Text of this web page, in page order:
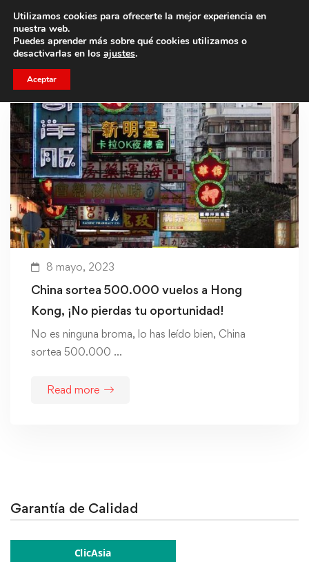
Trae a un amigo y llevaos un total de 75€ de descuento.
8 mayo, 2023
China sortea 500.000 vuelos a Hong
Kong, ¡No pierdas tu oportunidad!
No es ninguna broma, lo has leído bien, China
sortea 500.000 …
Read more
Garantía de Calidad
Utilizamos cookies para ofrecerte la mejor experiencia en
nuestra web.
Puedes aprender más sobre qué cookies utilizamos o
desactivarlas en los ajustes.
Aceptar